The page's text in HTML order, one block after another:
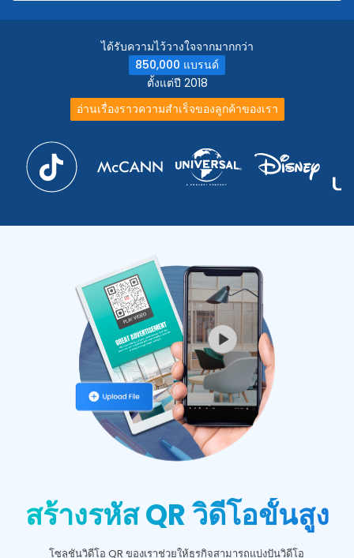
ได้รับความไว้วางใจจากมากกว่า
850,000 แบรนด์
ตั้งแต่ปี 2018
อ่านเรื่องราวความสำเร็จของลูกค้าของเรา
สร้างรหัส QR วิดีโอขั้นสูง
โซลูชันวิดีโอ QR ของเราช่วยให้ธุรกิจสามารถแบ่งปันวิดีโอ